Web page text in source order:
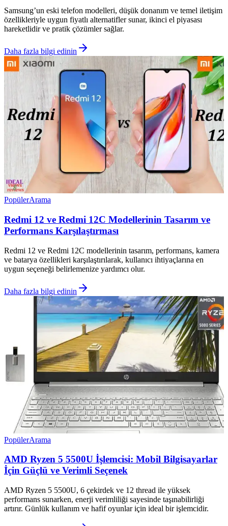
Samsung’un eski telefon modelleri, düşük donanım ve temel iletişim
özellikleriyle uygun fiyatlı alternatifler sunar, ikinci el piyasası
hareketlidir ve pratik çözümler sağlar.
Daha fazla bilgi edinin
PopülerArama
Redmi 12 ve Redmi 12C Modellerinin Tasarım ve
Performans Karşılaştırması
Redmi 12 ve Redmi 12C modellerinin tasarım, performans, kamera
ve batarya özellikleri karşılaştırılarak, kullanıcı ihtiyaçlarına en
uygun seçeneği belirlemenize yardımcı olur.
Daha fazla bilgi edinin
PopülerArama
AMD Ryzen 5 5500U İşlemcisi: Mobil Bilgisayarlar
İçin Güçlü ve Verimli Seçenek
AMD Ryzen 5 5500U, 6 çekirdek ve 12 thread ile yüksek
performans sunarken, enerji verimliliği sayesinde taşınabilirliği
artırır. Günlük kullanım ve hafif oyunlar için ideal bir işlemcidir.